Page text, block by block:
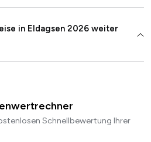
in Eldagsen 2026 weiter
Schnellbewertung Ihrer